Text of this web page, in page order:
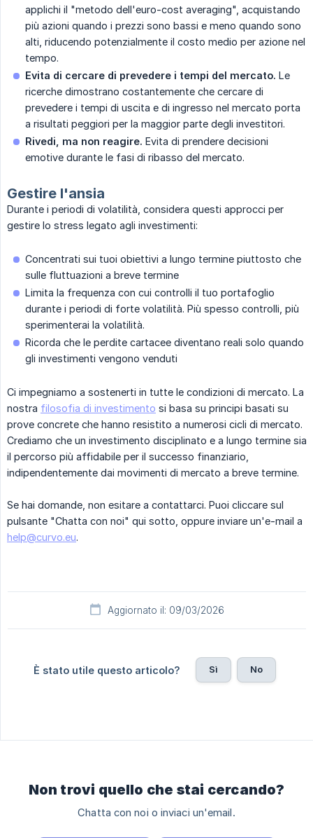
applichi il "metodo dell'euro-cost averaging", acquistando
più azioni quando i prezzi sono bassi e meno quando sono
alti, riducendo potenzialmente il costo medio per azione nel
tempo.
Evita di cercare di prevedere i tempi del mercato. Le
ricerche dimostrano costantemente che cercare di
prevedere i tempi di uscita e di ingresso nel mercato porta
a risultati peggiori per la maggior parte degli investitori.
Rivedi, ma non reagire. Evita di prendere decisioni
emotive durante le fasi di ribasso del mercato.
Gestire l'ansia
Durante i periodi di volatilità, considera questi approcci per
gestire lo stress legato agli investimenti:
Concentrati sui tuoi obiettivi a lungo termine piuttosto che
sulle fluttuazioni a breve termine
Limita la frequenza con cui controlli il tuo portafoglio
durante i periodi di forte volatilità. Più spesso controlli, più
sperimenterai la volatilità.
Ricorda che le perdite cartacee diventano reali solo quando
gli investimenti vengono venduti
Ci impegniamo a sostenerti in tutte le condizioni di mercato. La
nostra filosofia di investimento si basa su principi basati su
prove concrete che hanno resistito a numerosi cicli di mercato.
Crediamo che un investimento disciplinato e a lungo termine sia
il percorso più affidabile per il successo finanziario,
indipendentemente dai movimenti di mercato a breve termine.
Se hai domande, non esitare a contattarci. Puoi cliccare sul
pulsante "Chatta con noi" qui sotto, oppure inviare un'e-mail a
help@curvo.eu.
Aggiornato il: 09/03/2026
È stato utile questo articolo? Sì No
Non trovi quello che stai cercando?
Chatta con noi o inviaci un'email.